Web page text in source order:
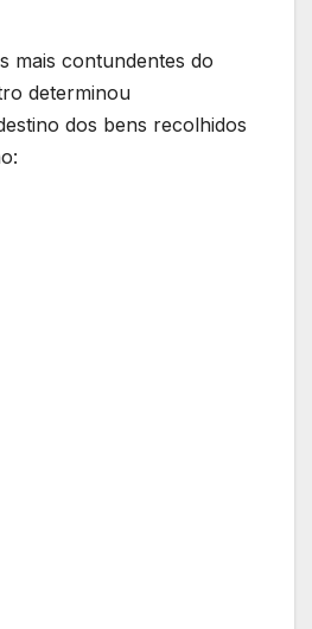
mais contundentes do
determinou
dos bens recolhidos